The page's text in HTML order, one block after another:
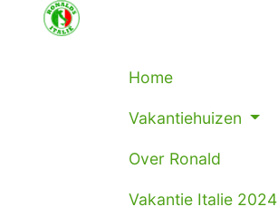
Home
Vakantiehuizen
Over Ronald
Vakantie Italie 2024